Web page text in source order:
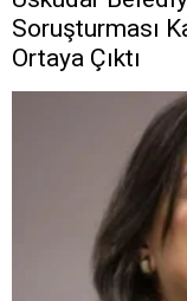
Soruşturması
Ortaya Çıktı